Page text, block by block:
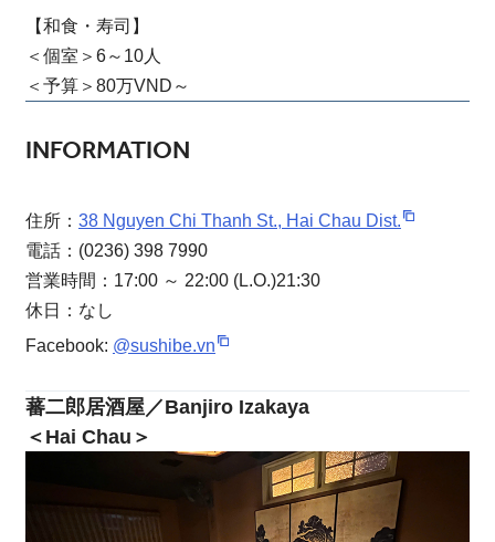
【和食・寿司】
＜個室＞6～10人
＜予算＞80万VND～
INFORMATION
住所： 38 Nguyen Chi Thanh St., Hai Chau Dist.
電話：(0236) 398 7990
営業時間：17:00 ～ 22:00 (L.O.)21:30
休日：なし
Facebook: @sushibe.vn
蕃二郎居酒屋／Banjiro Izakaya
＜Hai Chau＞